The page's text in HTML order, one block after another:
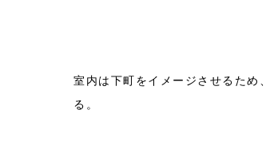
室内は下町をイメージさせるため
る。